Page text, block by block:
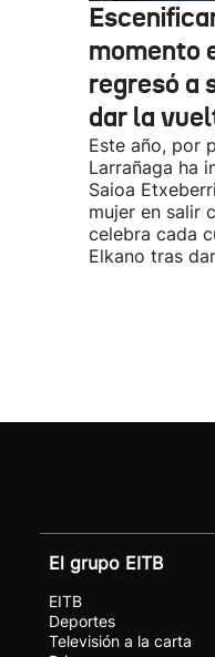
momento
regresó a
dar la
Este año, por
Larrañaga ha
Saioa
mujer en salir
celebra cada
Elkano tras
El grupo EITB
EITB
Deportes
Televisión a la carta